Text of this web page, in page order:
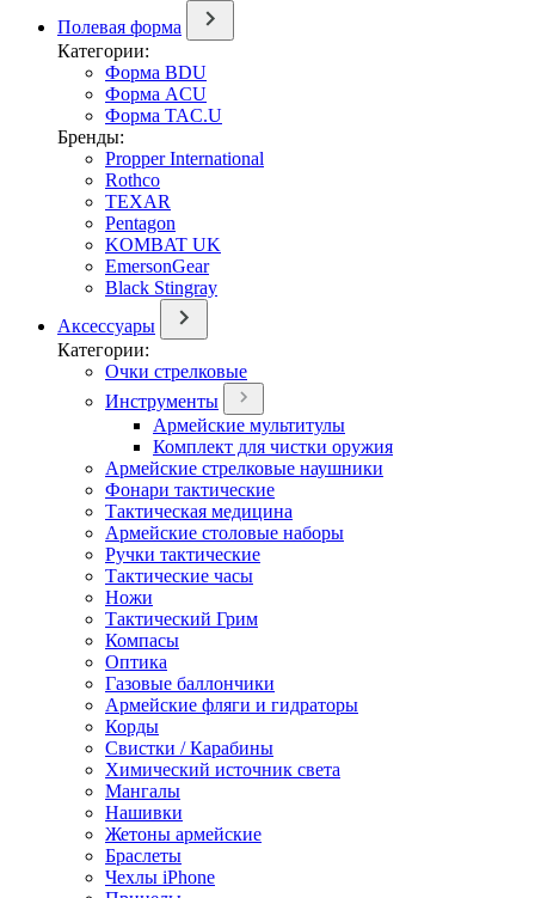
Полевая форма
Категории:
Форма BDU
Форма ACU
Форма TAC.U
Бренды:
Propper International
Rothco
TEXAR
Pentagon
KOMBAT UK
EmersonGear
Black Stingray
Аксессуары
Категории:
Очки стрелковые
Инструменты
Армейские мультитулы
Комплект для чистки оружия
Армейские стрелковые наушники
Фонари тактические
Тактическая медицина
Армейские столовые наборы
Ручки тактические
Тактические часы
Ножи
Тактический Грим
Компасы
Оптика
Газовые баллончики
Армейские фляги и гидраторы
Корды
Свистки / Карабины
Химический источник света
Мангалы
Нашивки
Жетоны армейские
Браслеты
Чехлы iPhone